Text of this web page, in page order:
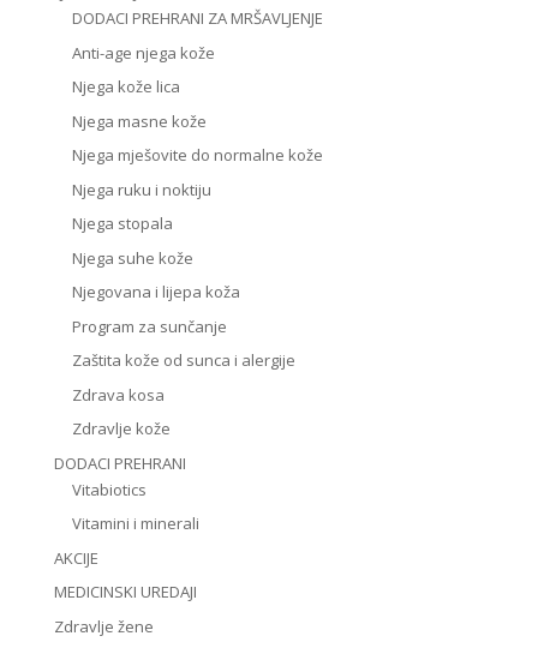
DODACI PREHRANI ZA MRŠAVLJENJE
Anti-age njega kože
Njega kože lica
Njega masne kože
Njega mješovite do normalne kože
Njega ruku i noktiju
Njega stopala
Njega suhe kože
Njegovana i lijepa koža
Program za sunčanje
Zaštita kože od sunca i alergije
Zdrava kosa
Zdravlje kože
DODACI PREHRANI
Vitabiotics
Vitamini i minerali
AKCIJE
MEDICINSKI UREDAJI
Zdravlje žene